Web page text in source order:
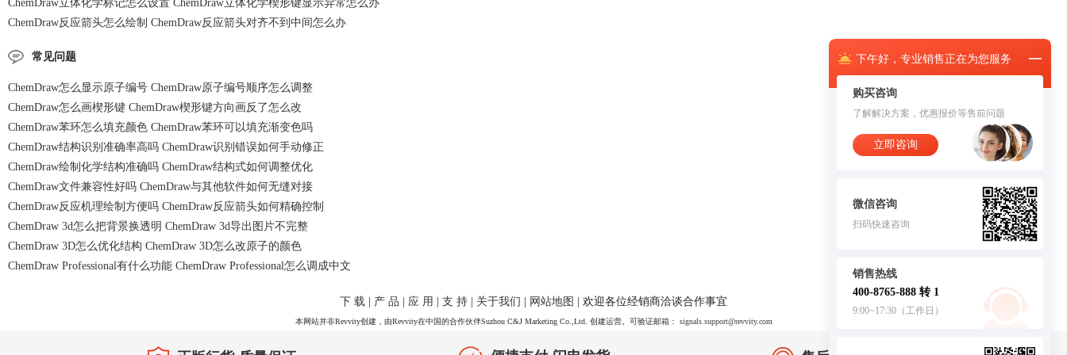
下午好， 专业销售正在为您服务
购买咨询
了解解决方案，优惠报价等售前问题
立即咨询
微信咨询
扫码快速咨询
销售热线
400-8765-888 转 1
9:00~17:30（工作日）
ChemDraw立体化学标记怎么设置 ChemDraw立体化学楔形键显示异常怎么办
ChemDraw反应箭头怎么绘制 ChemDraw反应箭头对齐不到中间怎么办
常见问题
ChemDraw怎么显示原子编号 ChemDraw原子编号顺序怎么调整
ChemDraw怎么画楔形键 ChemDraw楔形键方向画反了怎么改
ChemDraw苯环怎么填充颜色 ChemDraw苯环可以填充渐变色吗
ChemDraw结构识别准确率高吗 ChemDraw识别错误如何手动修正
ChemDraw绘制化学结构准确吗 ChemDraw结构式如何调整优化
ChemDraw文件兼容性好吗 ChemDraw与其他软件如何无缝对接
ChemDraw反应机理绘制方便吗 ChemDraw反应箭头如何精确控制
ChemDraw 3d怎么把背景换透明 ChemDraw 3d导出图片不完整
ChemDraw 3D怎么优化结构 ChemDraw 3D怎么改原子的颜色
ChemDraw Professional有什么功能 ChemDraw Professional怎么调成中文
下 载 | 产 品 | 应 用 | 支 持 | 关于我们 | 网站地图 | 欢迎各位经销商洽谈合作事宜
本网站并非Revvity创建，由Revvity在中国的合作伙伴Suzhou C&J Marketing Co.,Ltd. 创建运营。可验证邮箱： signals.support@revvity.com